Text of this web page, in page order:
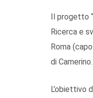
Il progetto
Ricerca e
Roma
di Camerino.
L’obiettivo